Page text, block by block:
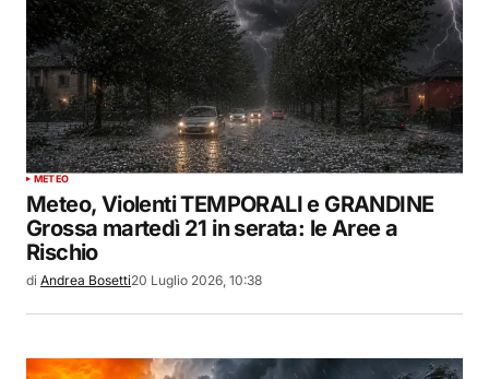
METEO
Meteo, Violenti TEMPORALI e GRANDINE
Grossa martedì 21 in serata: le Aree a
Rischio
di Andrea Bosetti20 Luglio 2026, 10:38